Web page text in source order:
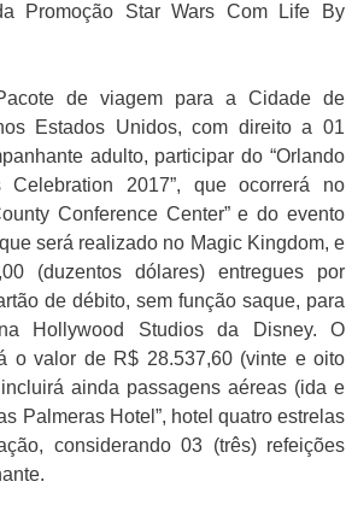
Promoção Star Wars Com Life By
de viagem para a Cidade de
Estados Unidos, com direito a 01
adulto, participar do “Orlando
Celebration 2017”, que ocorrerá no
Conference Center” e do evento
será realizado no Magic Kingdom, e
(duzentos dólares) entregues por
de débito, sem função saque, para
Hollywood Studios da Disney. O
o valor de R$ 28.537,60 (vinte e oito
ainda passagens aéreas (ida e
Palmeras Hotel”, hotel quatro estrelas
considerando 03 (três) refeições